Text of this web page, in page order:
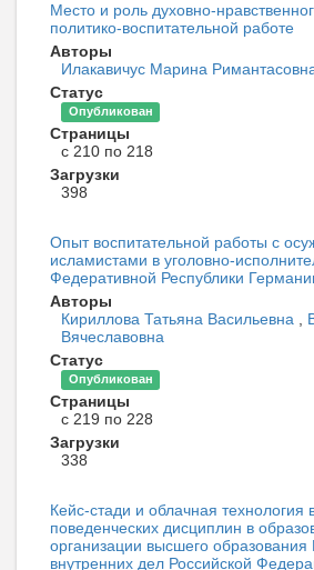
Место и роль духовно-
политико-воспитательной работе
Авторы
Илакавичус Марина
Статус
Опубликован
Страницы
с 210 по 218
Загрузки
398
Опыт воспитательной работы с
исламистами в уголовно-
Федеративной Республики
Авторы
Кириллова Татьяна Васильевна ,
Вячеславовна
Статус
Опубликован
Страницы
с 219 по 228
Загрузки
338
Кейс-стади и облачная технология
поведенческих дисциплин в
организации высшего образования
внутренних дел Российской